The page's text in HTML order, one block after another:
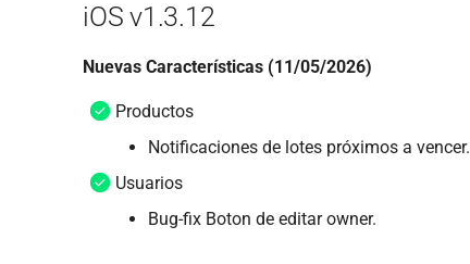
iOS v1.3.12
Nuevas Características (11/05/2026)
Productos
Notificaciones de lotes próximos a vencer.
Usuarios
Bug-fix Boton de editar owner.